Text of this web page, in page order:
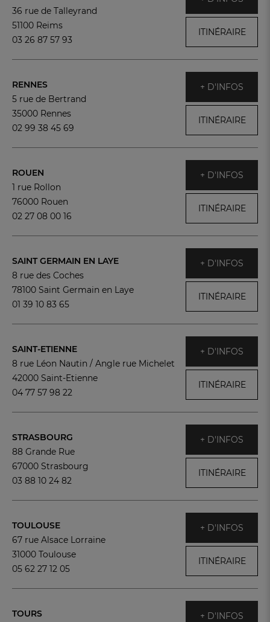
36 rue de Talleyrand
51100 Reims
03 26 87 57 93
ITINÉRAIRE
RENNES
5 rue de Bertrand
35000 Rennes
02 99 38 45 69
+ D'INFOS
ITINÉRAIRE
ROUEN
1 rue Rollon
76000 Rouen
02 27 08 00 16
+ D'INFOS
ITINÉRAIRE
SAINT GERMAIN EN LAYE
8 rue des Coches
78100 Saint Germain en Laye
01 39 10 83 65
+ D'INFOS
ITINÉRAIRE
SAINT-ETIENNE
8 rue Léon Nautin / Angle rue Michelet
42000 Saint-Etienne
04 77 57 98 22
+ D'INFOS
ITINÉRAIRE
STRASBOURG
88 Grande Rue
67000 Strasbourg
03 88 10 24 82
+ D'INFOS
ITINÉRAIRE
TOULOUSE
67 rue Alsace Lorraine
31000 Toulouse
05 62 27 12 05
+ D'INFOS
ITINÉRAIRE
TOURS
+ D'INFOS